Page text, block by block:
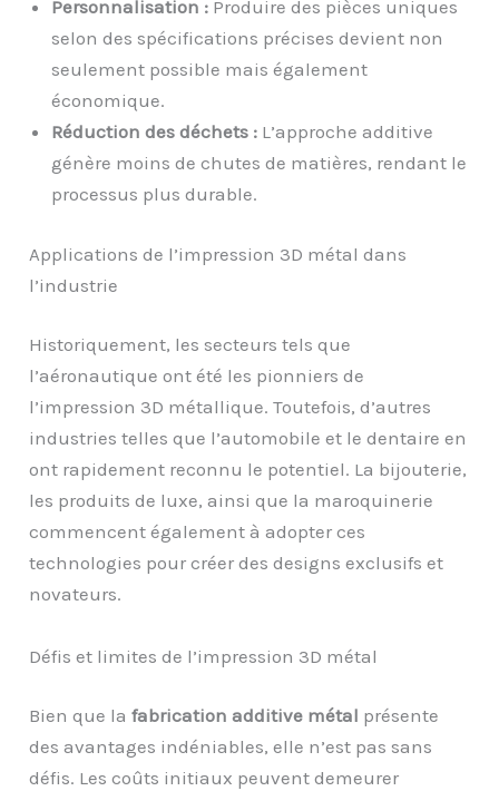
Personnalisation : Produire des pièces uniques
selon des spécifications précises devient non
seulement possible mais également
économique.
Réduction des déchets : L’approche additive
génère moins de chutes de matières, rendant le
processus plus durable.
Applications de l’impression 3D métal dans
l’industrie
Historiquement, les secteurs tels que
l’aéronautique ont été les pionniers de
l’impression 3D métallique. Toutefois, d’autres
industries telles que l’automobile et le dentaire en
ont rapidement reconnu le potentiel. La bijouterie,
les produits de luxe, ainsi que la maroquinerie
commencent également à adopter ces
technologies pour créer des designs exclusifs et
novateurs.
Défis et limites de l’impression 3D métal
Bien que lafabrication additive métal présente
des avantages indéniables, elle n’est pas sans
défis. Les coûts initiaux peuvent demeurer